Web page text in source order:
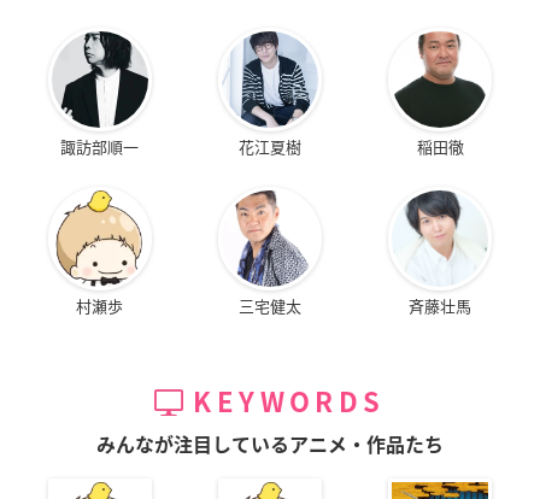
諏訪部順一 花江夏樹 稲田徹
村瀬歩 三宅健太 斉藤壮馬
KEYWORDS
みんなが注目しているアニメ・作品たち